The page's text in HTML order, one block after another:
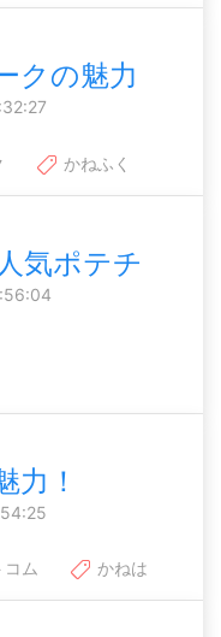
クの魅力
かねふく
気ポテチ
力！
ム かねは